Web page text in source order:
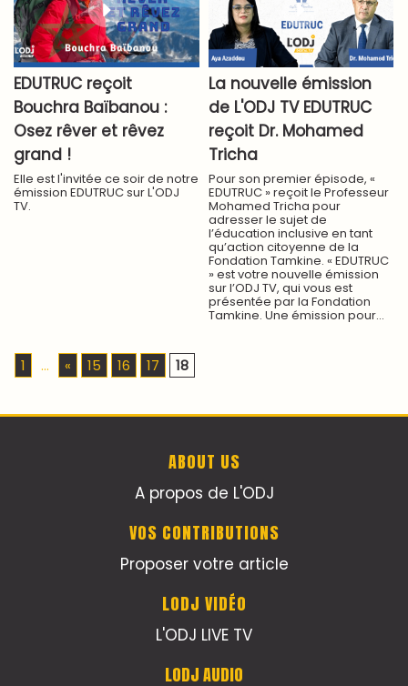
EDUTRUC reçoit
Bouchra Baïbanou :
Osez rêver et rêvez
grand !
Elle est l'invitée ce soir de notre
émission EDUTRUC sur L'ODJ
TV.
La nouvelle émission
de L'ODJ TV EDUTRUC
reçoit Dr. Mohamed
Tricha
Pour son premier épisode, «
EDUTRUC » reçoit le Professeur
Mohamed Tricha pour
adresser le sujet de
l’éducation inclusive en tant
qu’action citoyenne de la
Fondation Tamkine. « EDUTRUC
» est votre nouvelle émission
sur l’ODJ TV, qui vous est
présentée par la Fondation
Tamkine. Une émission pour...
1 ... « 15 16 17 18
ABOUT US
A propos de L'ODJ
VOS CONTRIBUTIONS
Proposer votre article
LODJ VIDÉO
L'ODJ LIVE TV
LODJ AUDIO